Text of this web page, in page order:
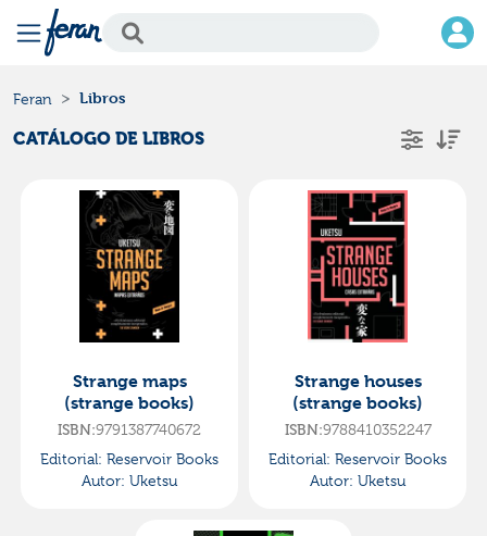
Feran Libros
CATÁLOGO DE LIBROS
Strange maps
(strange books)
ISBN:9791387740672
Editorial: Reservoir Books
Autor: Uketsu
Strange houses
(strange books)
ISBN:9788410352247
Editorial: Reservoir Books
Autor: Uketsu